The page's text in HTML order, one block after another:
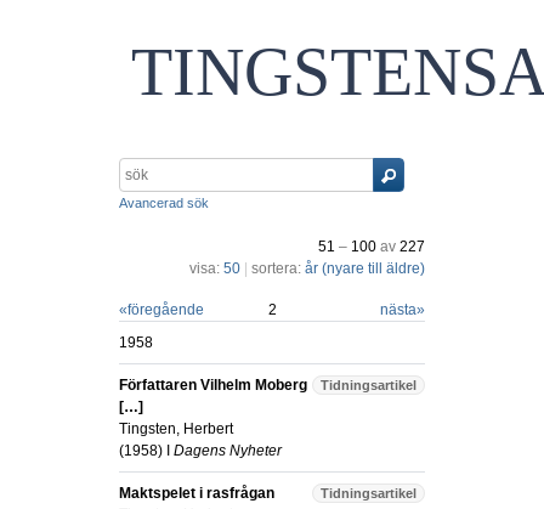
Avancerad sök
51 – 100 av 227
visa: 50 sortera: år (nyare till äldre)
«föregående 2 nästa»
1958
Tidningsartikel
Författaren Vilhelm Moberg
[…]
Tingsten, Herbert
(1958) I Dagens Nyheter
Tidningsartikel
Maktspelet i rasfrågan